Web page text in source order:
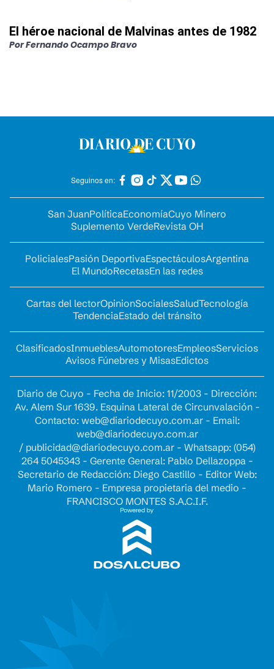
El héroe nacional de Malvinas antes de 1982
PorFernando Ocampo Bravo
Seguinos en:
San JuanPolíticaEconomíaCuyo Minero
Suplemento VerdeRevista OH
PolicialesPasión DeportivaEspectáculosArgentina
El MundoRecetasEn las redes
Cartas del lectorOpinionSocialesSaludTecnología
TendenciaEstado del tránsito
ClasificadosInmueblesAutomotoresEmpleosServicios
Avisos Fúnebres y MisasEdictos
Diario de Cuyo - Fecha de Inicio: 11/2003 - Dirección:
Av. Alem Sur 1639. Esquina Lateral de Circunvalación -
Contacto: web@diariodecuyo.com.ar- Email:
web@diariodecuyo.com.ar
/ publicidad@diariodecuyo.com.ar- Whatsapp: (054)
264 5045343 - Gerente General: Pablo Dellazoppa -
Secretario de Redacción: Diego Castillo - Editor Web:
Mario Romero - Empresa propietaria del medio -
FRANCISCO MONTES S.A.C.I.F.